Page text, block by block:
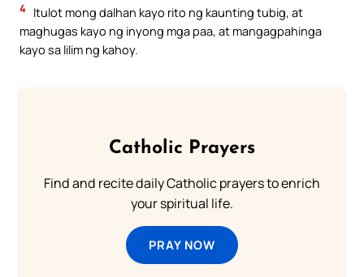
4 Itulot mong dalhan kayo rito ng kaunting tubig, at
maghugas kayo ng inyong mga paa, at mangagpahinga
kayo sa lilim ng kahoy.
Catholic Prayers
Find and recite daily Catholic prayers to enrich
your spiritual life.
PRAY NOW